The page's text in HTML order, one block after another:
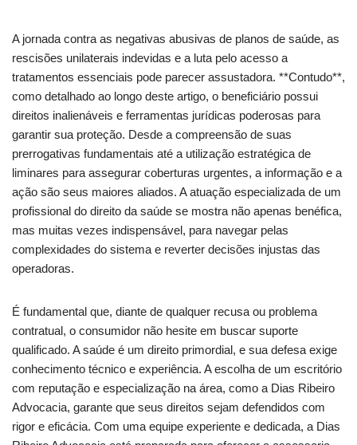
A jornada contra as negativas abusivas de planos de saúde, as
rescisões unilaterais indevidas e a luta pelo acesso a
tratamentos essenciais pode parecer assustadora. **Contudo**,
como detalhado ao longo deste artigo, o beneficiário possui
direitos inalienáveis e ferramentas jurídicas poderosas para
garantir sua proteção. Desde a compreensão de suas
prerrogativas fundamentais até a utilização estratégica de
liminares para assegurar coberturas urgentes, a informação e a
ação são seus maiores aliados. A atuação especializada de um
profissional do direito da saúde se mostra não apenas benéfica,
mas muitas vezes indispensável, para navegar pelas
complexidades do sistema e reverter decisões injustas das
operadoras.
É fundamental que, diante de qualquer recusa ou problema
contratual, o consumidor não hesite em buscar suporte
qualificado. A saúde é um direito primordial, e sua defesa exige
conhecimento técnico e experiência. A escolha de um escritório
com reputação e especialização na área, como a Dias Ribeiro
Advocacia, garante que seus direitos sejam defendidos com
rigor e eficácia. Com uma equipe experiente e dedicada, a Dias